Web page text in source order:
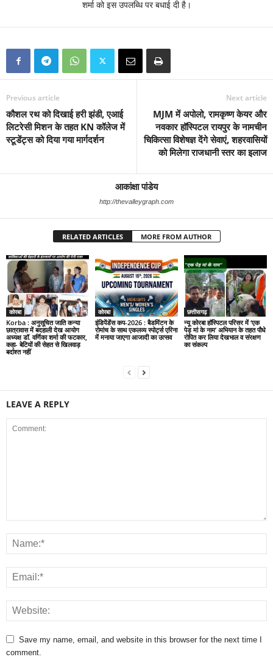
शर्मा को इस उपलब्धि पर बधाई दी है।
Previous article
कौशल रथ को दिखाई हरी झंडी, एआई
लिटरेसी मिशन के तहत KN कॉलेज में
स्टूडेंट्स को दिया गया मार्गदर्शन
Next article
MJM में अपोलो, रामकृष्ण केयर और
नवकार हॉस्पिटल रायपुर के नामचीन
चिकित्सा विशेषज्ञ देंगे सेवाएं, शहरवासियों
को मिलेगा राजधानी स्तर का इलाज
आकांक्षा पांडेय
http://thevalleygraph.com
RELATED ARTICLES MORE FROM AUTHOR
कोरबा
Korba : अनुसूचित जाति कन्या
छात्रावास में बदहाली देख आयोग
अध्यक्ष डॉ. वर्णिका शर्मा की फटकार,
कहा- बेटियों की सेहत से खिलवाड़
बर्दाश्त नहीं
कोरबा
इंडिपेंडेंस कप-2026 : बैडमिंटन के
रोमांच के साथ एकलव्य स्पोर्ट्स एरिना
में मनाया जाएगा आजादी का उत्सव
छत्तीसगढ़
न्यू कोरबा हॉस्पिटल परिसर में ‘एक
पेड़ मां के नाम’ अभियान के तहत पौधे
रोपित कर लिया देखभाल व संरक्षण
का संकल्प
LEAVE A REPLY
Save my name, email, and website in this browser for the next time I
comment.